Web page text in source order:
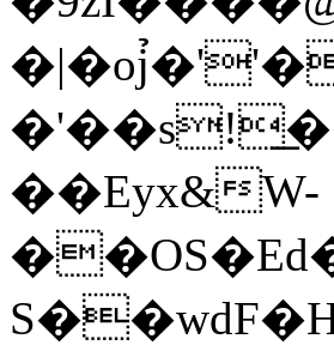
��Eyx&W-